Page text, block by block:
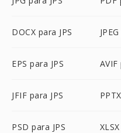
DOCX para JPS
EPS para JPS AVIF
JFIF para JPS
PSD para JPS